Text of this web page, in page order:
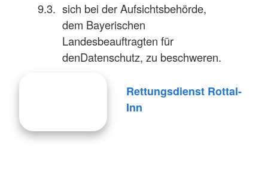
sich bei der Aufsichtsbehörde,
dem Bayerischen
Landesbeauftragten für
denDatenschutz, zu beschweren.
Rettungsdienst Rottal-
Inn